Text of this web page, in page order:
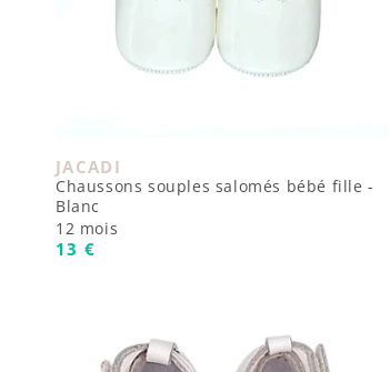
Fournisseur :
JACADI
Chaussons souples salomés bébé fille -
Blanc
12 mois
Prix habituel
13 €